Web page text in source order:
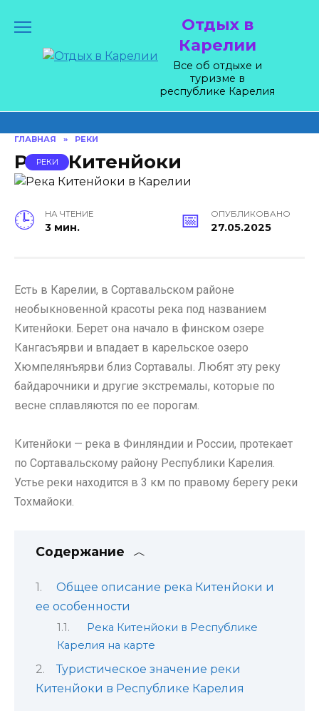
Отдых в
Карелии
Все об отдыхе и
туризме в
республике Карелия
ГЛАВНАЯ » РЕКИ
Река Китенйоки
РЕКИ
НА ЧТЕНИЕ
3 мин.
ОПУБЛИКОВАНО
27.05.2025
Есть в Карелии, в Сортавальском районе
необыкновенной красоты река под названием
Китенйоки. Берет она начало в финском озере
Кангасъярви и впадает в карельское озеро
Хюмпелянъярви близ Сортавалы. Любят эту реку
байдарочники и другие экстремалы, которые по
весне сплавляются по ее порогам.
Китенйоки — река в Финляндии и России, протекает
по Сортавальскому району Республики Карелия.
Устье реки находится в 3 км по правому берегу реки
Тохмайоки.
Содержание
Общее описание река Китенйоки и
ее особенности
Река Китенйоки в Республике
Карелия на карте
Туристическое значение реки
Китенйоки в Республике Карелия